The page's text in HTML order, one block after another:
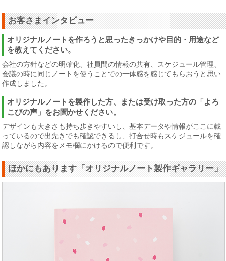
お客さまインタビュー
オリジナルノートを作ろうと思ったきっかけや目的・用途など
を教えてください。
会社の方針などの明確化、社員間の情報の共有、スケジュール管理、
会議の時に同じノートを使うことでの一体感を感じてもらおうと思い
作成しました。
オリジナルノートを製作した方、または受け取った方の「よろ
こびの声」をお聞かせください。
デザインも大きさも持ち歩きやすいし、基本データや情報がここに載
っているので出先きでも確認できるし、打合せ時もスケジュールを確
認しながら内容をメモ欄にかけるので便利です。
ほかにもあります「オリジナルノート製作ギャラリー」